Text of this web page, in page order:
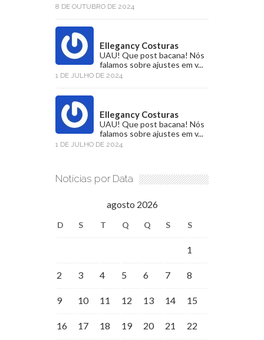
8 DE OUTUBRO DE 2024
Ellegancy Costuras
UAU! Que post bacana! Nós
falamos sobre ajustes em v...
1 DE JULHO DE 2024
Ellegancy Costuras
UAU! Que post bacana! Nós
falamos sobre ajustes em v...
1 DE JULHO DE 2024
Notícias por Data
agosto 2026
D S T Q Q S S
1
2 3 4 5 6 7 8
9 10 11 12 13 14 15
16 17 18 19 20 21 22